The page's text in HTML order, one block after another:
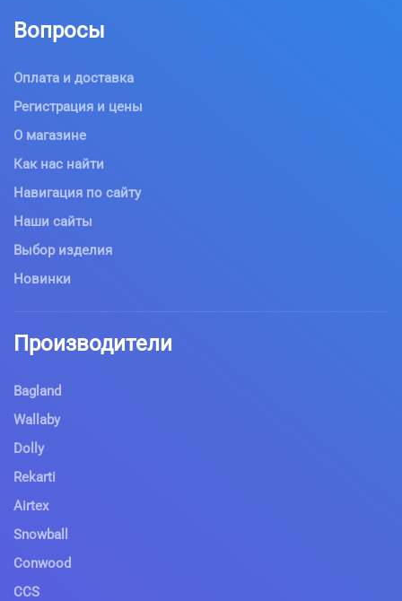
Вопросы
Оплата и доставка
Регистрация и цены
О магазине
Как нас найти
Навигация по сайту
Наши сайты
Выбор изделия
Новинки
Производители
Bagland
Wallaby
Dolly
Rekarti
Airtex
Snowball
Conwood
CCS